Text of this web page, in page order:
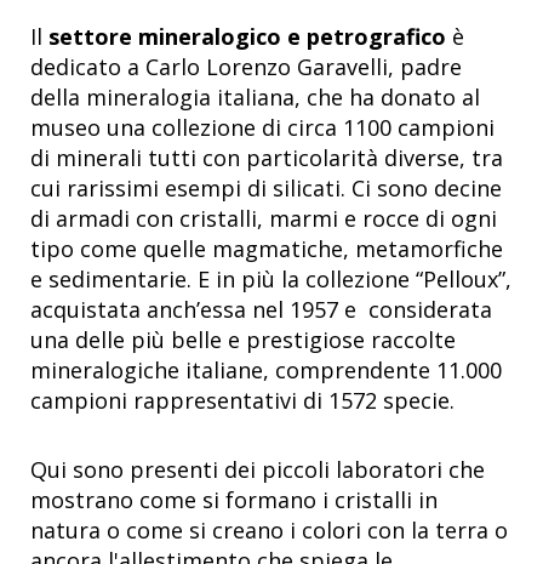
Il settore mineralogico e petrografico è
dedicato a Carlo Lorenzo Garavelli, padre
della mineralogia italiana, che ha donato al
museo una collezione di circa 1100 campioni
di minerali tutti con particolarità diverse, tra
cui rarissimi esempi di silicati. Ci sono decine
di armadi con cristalli, marmi e rocce di ogni
tipo come quelle magmatiche, metamorfiche
e sedimentarie. E in più la collezione “Pelloux”,
acquistata anch’essa nel 1957 e considerata
una delle più belle e prestigiose raccolte
mineralogiche italiane, comprendente 11.000
campioni rappresentativi di 1572 specie.
Qui sono presenti dei piccoli laboratori che
mostrano come si formano i cristalli in
natura o come si creano i colori con la terra o